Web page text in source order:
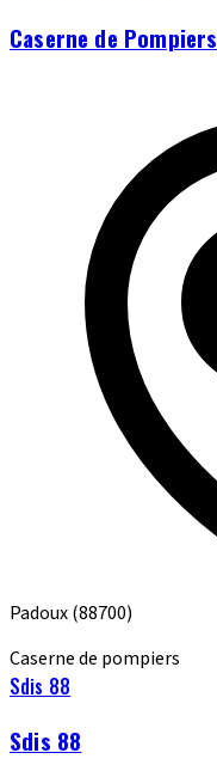
Caserne de Pompiers
Padoux(88700)
Caserne de pompiers
Sdis 88
Sdis 88